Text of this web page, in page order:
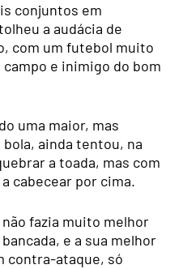
conjuntos em
a audácia de
com um futebol muito
e inimigo do bom
uma maior, mas
ainda tentou, na
a toada, mas com
cabecear por cima.
fazia muito melhor
e a sua melhor
contra-ataque, só